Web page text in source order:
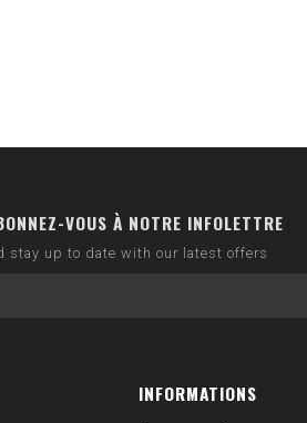
VOUS À NOTRE INFOLETTRE
stay up to date with our latest offers
INFORMATIONS